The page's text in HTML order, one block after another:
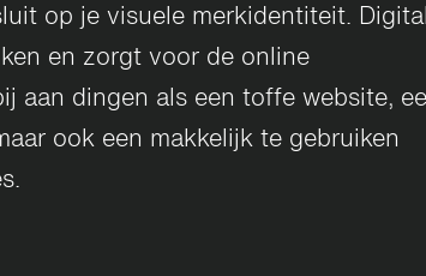
op je visuele merkidentiteit.
en zorgt voor de online
aan dingen als een toffe website,
ook een makkelijk te gebruiken